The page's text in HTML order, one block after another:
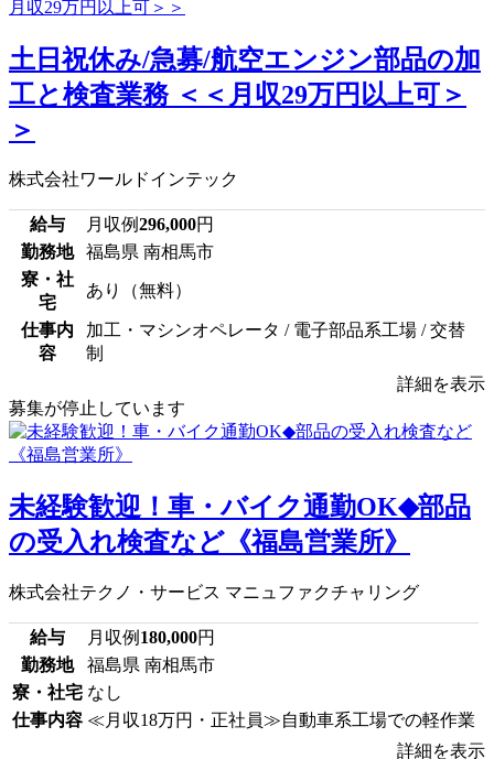
土日祝休み/急募/航空エンジン部品の加
工と検査業務 ＜＜月収29万円以上可＞
＞
株式会社ワールドインテック
給与 月収例296,000円
勤務地
福島県 南相馬市
寮・社
宅
あり（無料）
仕事内
容
加工・マシンオペレータ / 電子部品系工場 / 交替
制
詳細を表示
募集が停止しています
未経験歓迎！車・バイク通勤OK◆部品
の受入れ検査など《福島営業所》
株式会社テクノ・サービス マニュファクチャリング
給与 月収例 180,000円
勤務地
福島県 南相馬市
寮・社宅 なし
仕事内容 ≪月収18万円・正社員≫自動車系工場での軽作業
詳細を表示